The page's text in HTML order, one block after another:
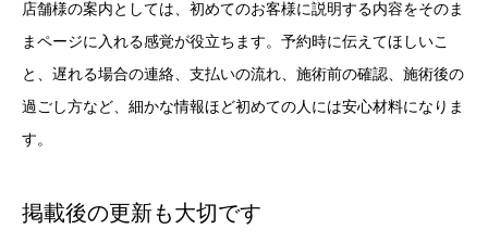
店舗様の案内としては、初めてのお客様に説明する内容をそのま
まページに入れる感覚が役立ちます。予約時に伝えてほしいこ
と、遅れる場合の連絡、支払いの流れ、施術前の確認、施術後の
過ごし方など、細かな情報ほど初めての人には安心材料になりま
す。
掲載後の更新も大切です